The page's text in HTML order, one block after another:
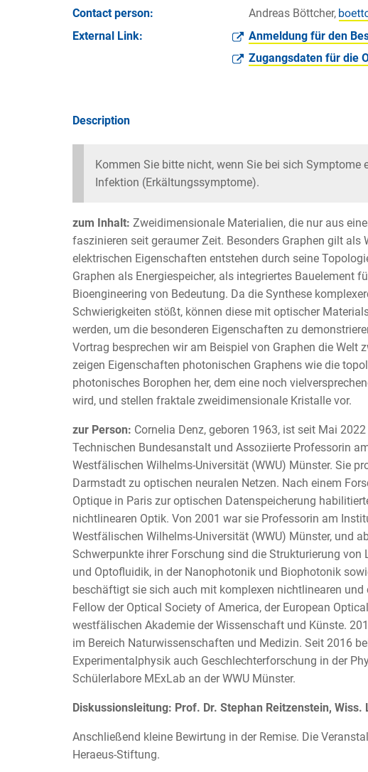
Contact person:
Andreas Böttcher,
External Link:
Anmeldung für den
Zugangsdaten für die
Description
Kommen Sie bitte nicht, wenn Sie bei sich Symptome
Infektion (Erkältungssymptome).
zum Inhalt: Zweidimensionale Materialien, die nur aus
faszinieren seit geraumer Zeit. Besonders Graphen gilt als
elektrischen Eigenschaften entstehen durch seine
Graphen als Energiespeicher, als integriertes Bauelement
Bioengineering von Bedeutung. Da die Synthese
Schwierigkeiten stößt, können diese mit optischer
werden, um die besonderen Eigenschaften zu
Vortrag besprechen wir am Beispiel von Graphen die Welt
zeigen Eigenschaften photonischen Graphens wie die
photonisches Borophen her, dem eine noch
wird, und stellen fraktale zweidimensionale Kristalle vor.
zur Person: Cornelia Denz, geboren 1963, ist seit Mai
Technischen Bundesanstalt und Assoziierte Professorin
Westfälischen Wilhelms-Universität (WWU) Münster. Sie
Darmstadt zu optischen neuralen Netzen. Nach einem
Optique in Paris zur optischen Datenspeicherung
nichtlinearen Optik. Von 2001 war sie Professorin am
Westfälischen Wilhelms-Universität (WWU) Münster, und
Schwerpunkte ihrer Forschung sind die Strukturierung
und Optofluidik, in der Nanophotonik und Biophotonik
beschäftigt sie sich auch mit komplexen nichtlinearen
Fellow der Optical Society of America, der European
westfälischen Akademie der Wissenschaft und Künste.
im Bereich Naturwissenschaften und Medizin. Seit 2016
Experimentalphysik auch Geschlechterforschung in der
Schülerlabore MExLab an der WWU Münster.
Diskussionsleitung: Prof. Dr. Stephan Reitzenstein,
Anschließend kleine Bewirtung in der Remise. Die
Heraeus-Stiftung.